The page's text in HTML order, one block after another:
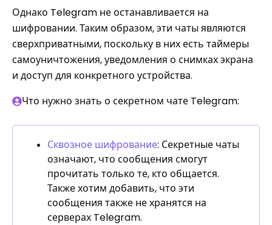
Однако Telegram не останавливается на
шифровании. Таким образом, эти чаты являются
сверхприватными, поскольку в них есть таймеры
самоуничтожения, уведомления о снимках экрана
и доступ для конкретного устройства.
Что нужно знать о секретном чате Telegram:
Сквозное шифрование: Секретные чаты
означают, что сообщения смогут
прочитать только те, кто общается.
Также хотим добавить, что эти
сообщения также не хранятся на
серверах Telegram.